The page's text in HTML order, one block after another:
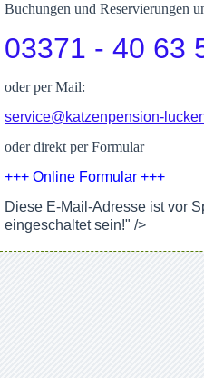
Buchungen und Reservierungen
03371 - 40 63
oder per Mail:
service@katzenpension-
oder direkt per Formular
+++ Online Formular +++
Diese E-Mail-Adresse ist vor
eingeschaltet sein!" />